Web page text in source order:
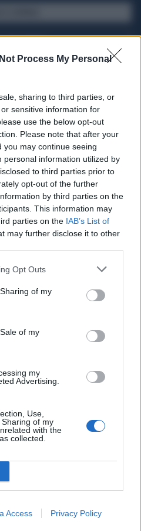
Process My Personal
sharing to third parties, or
sensitive information for
use the below opt-out
Please note that after your
may continue seeing
personal information utilized by
to third parties prior to
opt-out of the further
by third parties on the
This information may
parties on the IAB’s List of
may further disclose it to other
Opt Outs
of my
of my
my
Advertising.
Use,
of my
with the
collected.
Access Privacy Policy
su Google Discover
come fonte preferita
Cookie policy
dell’Aprica 18, 20158 Milano -
Lodi: C.F. e P.IVA 06823221004 -
2531-6370